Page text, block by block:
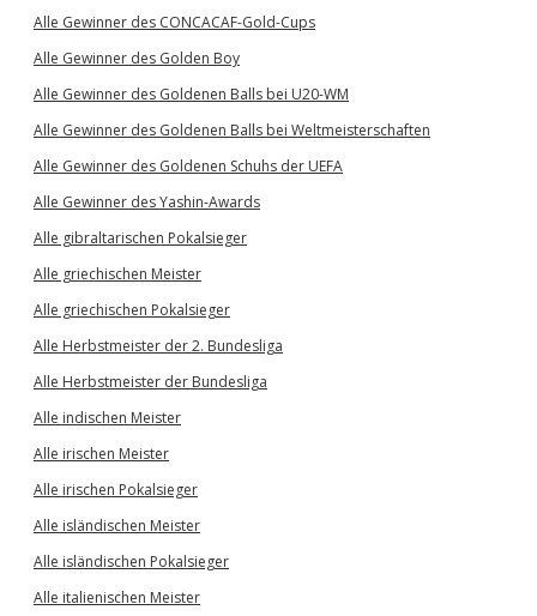
Alle Gewinner des CONCACAF-Gold-Cups
Alle Gewinner des Golden Boy
Alle Gewinner des Goldenen Balls bei U20-WM
Alle Gewinner des Goldenen Balls bei Weltmeisterschaften
Alle Gewinner des Goldenen Schuhs der UEFA
Alle Gewinner des Yashin-Awards
Alle gibraltarischen Pokalsieger
Alle griechischen Meister
Alle griechischen Pokalsieger
Alle Herbstmeister der 2. Bundesliga
Alle Herbstmeister der Bundesliga
Alle indischen Meister
Alle irischen Meister
Alle irischen Pokalsieger
Alle isländischen Meister
Alle isländischen Pokalsieger
Alle italienischen Meister